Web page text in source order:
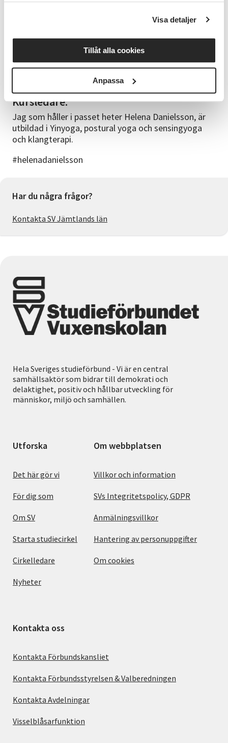
Visa detaljer
Tillåt alla cookies
Anpassa
Du betalar 300:- per tillfälle som faktureras från
Studieförbundet Vuxenskolan. Anmälan är bindande.
Det finns totalt 12 platser. Fler pass finns tillgängliga
Kursledare:
Jag som håller i passet heter Helena Danielsson, är
utbildad i Yinyoga, postural yoga och sensingyoga
och klangterapi.
#helenadanielsson
Har du några frågor?
Kontakta SV Jämtlands län
Hela Sveriges studieförbund - Vi är en central
samhällsaktör som bidrar till demokrati och
delaktighet, positiv och hållbar utveckling för
människor, miljö och samhällen.
Utforska
Det här gör vi
För dig som
Om SV
Starta studiecirkel
Cirkelledare
Nyheter
Om webbplatsen
Villkor och information
SVs Integritetspolicy, GDPR
Anmälningsvillkor
Hantering av personuppgifter
Om cookies
Kontakta oss
Kontakta Förbundskansliet
Kontakta Förbundsstyrelsen & Valberedningen
Kontakta Avdelningar
Visselblåsarfunktion